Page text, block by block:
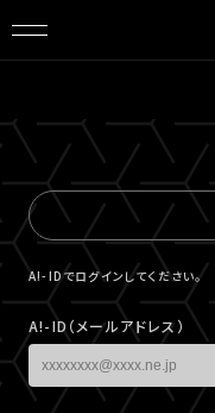
A!-IDでログインしてください。
A!-ID（メールアドレス）